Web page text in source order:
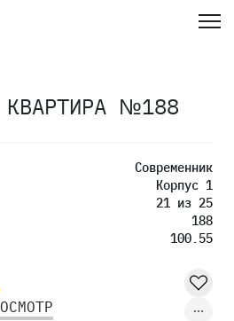
КВАРТИРА №188
Современник
Корпус 1
21 из 25
188
100.55